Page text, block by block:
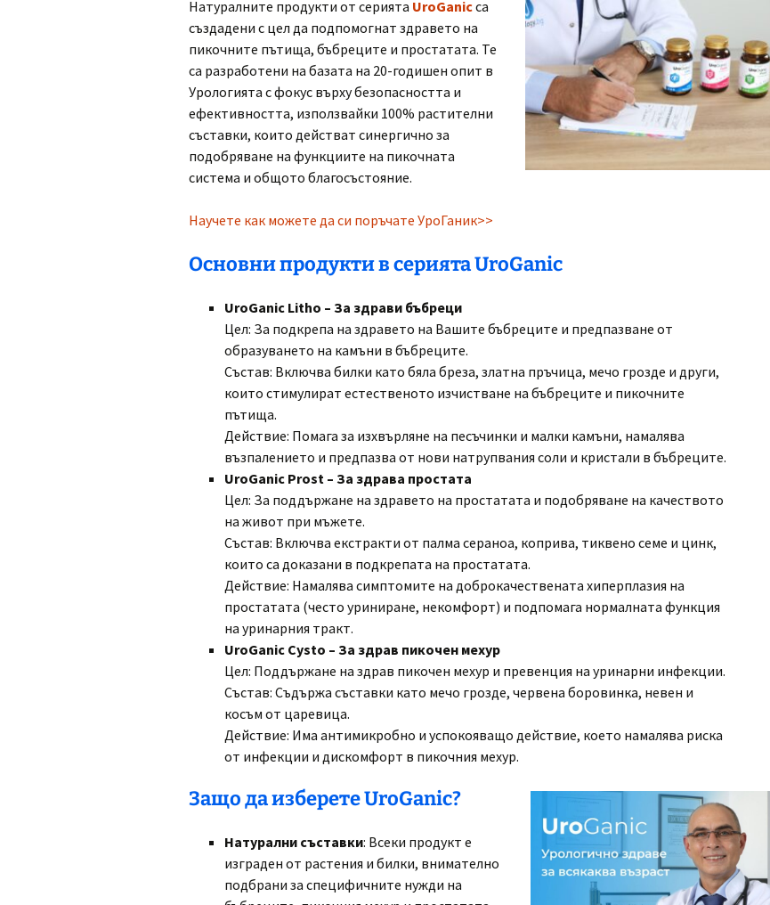
Натуралните продукти от серията UroGanicса
създадени с цел да подпомогнат здравето на
пикочните пътища, бъбреците и простатата. Те
са разработени на базата на 20-годишен опит в
Урологията с фокус върху безопасността и
ефективността, използвайки 100% растителни
съставки, които действат синергично за
подобряване на функциите на пикочната
система и общото благосъстояние.
Научете как можете да си поръчате УроГаник>>
Основни продукти в серията UroGanic
UroGanic Litho – За здрави бъбреци
Цел: За подкрепа на здравето на Вашите бъбреците и предпазване от
образуването на камъни в бъбреците.
Състав: Включва билки като бяла бреза, златна пръчица, мечо грозде и други,
които стимулират естественото изчистване на бъбреците и пикочните
пътища.
Действие: Помага за изхвърляне на песъчинки и малки камъни, намалява
възпалението и предпазва от нови натрупвания соли и кристали в бъбреците.
UroGanic Prost – За здрава простата
Цел: За поддържане на здравето на простатата и подобряване на качеството
на живот при мъжете.
Състав: Включва екстракти от палма сераноа, коприва, тиквено семе и цинк,
които са доказани в подкрепата на простатата.
Действие: Намалява симптомите на доброкачествената хиперплазия на
простатата (често уриниране, некомфорт) и подпомага нормалната функция
на уринарния тракт.
UroGanic Cysto – За здрав пикочен мехур
Цел: Поддържане на здрав пикочен мехур и превенция на уринарни инфекции.
Състав: Съдържа съставки като мечо грозде, червена боровинка, невен и
косъм от царевица.
Действие: Има антимикробно и успокояващо действие, което намалява риска
от инфекции и дискомфорт в пикочния мехур.
Защо да изберете UroGanic?
Натурални съставки: Всеки продукт е
изграден от растения и билки, внимателно
подбрани за специфичните нужди на